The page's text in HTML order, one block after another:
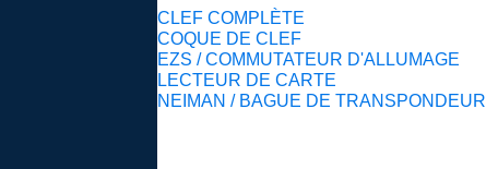
CLEF COMPLÈTE
COQUE DE CLEF
EZS / COMMUTATEUR D'ALLUMAGE
LECTEUR DE CARTE
NEIMAN / BAGUE DE TRANSPONDEUR